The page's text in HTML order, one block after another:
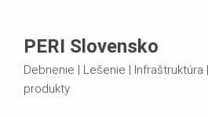
PERI Slovensko
Debnenie | Lešenie | Infraštruktúra
produkty